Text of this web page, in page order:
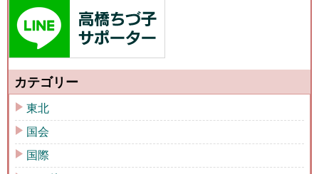
カテゴリー
東北
国会
国際